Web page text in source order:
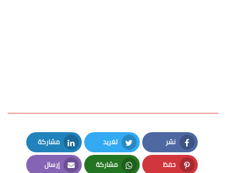
نشر
Facebook
تغريد
Twitter
مشاركة
LinkedIn
حفظ مشاركة إرسال